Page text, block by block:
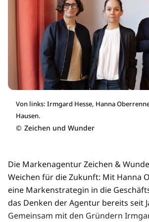
Von links: Irmgard Hesse, Hanna
Hausen.
© Zeichen und Wunder
Die Markenagentur Zeichen &
Weichen für die Zukunft: Mit Hanna
eine Markenstrategin in die
das Denken der Agentur bereits seit
Gemeinsam mit den Gründern